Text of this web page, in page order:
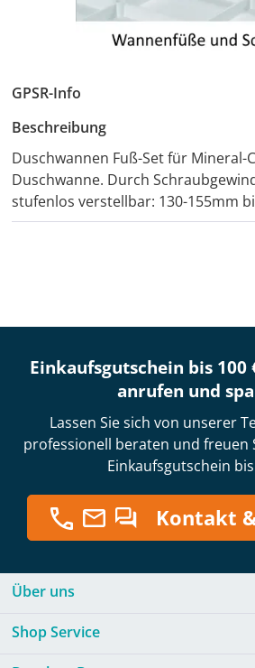
GPSR-Info
Beschreibung
Duschwannen Fuß-Set für Mineral-
Duschwanne. Durch
stufenlos verstellbar: 130-155mm
Einkaufsgutschein bis 100
anrufen und
Lassen Sie sich von unserer
professionell beraten und freuen
Einkaufsgutschein
Kontakt
Über uns
Shop Service